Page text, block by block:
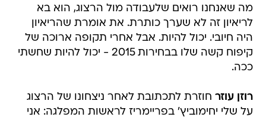
מה שאנחנו רואים שלעבודה מול הרצוג, הוא בא
לריאיון זה לא שערך כותרת. את אומרת שהריאיון
היה חיובי. יכול להיות. אבל אחרי תקופה ארוכה של
קיפוח קשה שלו בבחירות 2015 - יכול להיות שחשתי
ככה.
רוזן עוזר חוזרת לתכתובת לאחר ניצחונו של הרצוג
על שלי יחימוביץ' בפריימריז לראשות המפלגה: אני